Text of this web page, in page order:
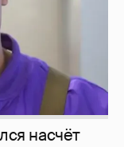
насчёт